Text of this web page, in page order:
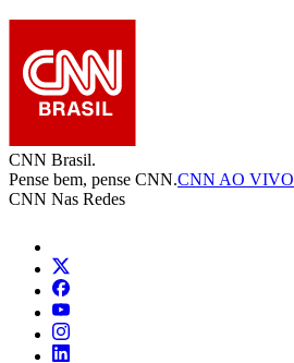
CNN Brasil.
Pense bem, pense CNN.CNN AO VIVO
CNN Nas Redes